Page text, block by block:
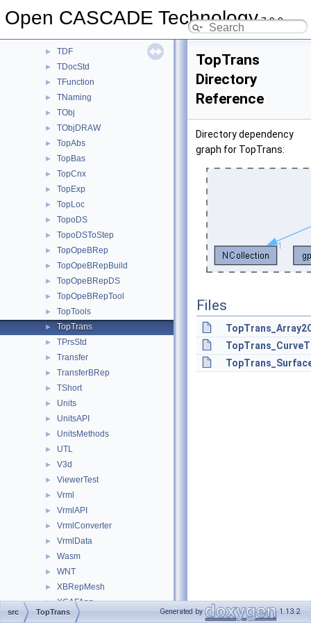
Open CASCADE Technology7.9.0
TDataStd
► TDF
► TDocStd
► TFunction
► TNaming
► TObj
► TObjDRAW
► TopAbs
► TopBas
► TopCnx
► TopExp
► TopLoc
► TopoDS
► TopoDSToStep
► TopOpeBRep
► TopOpeBRepBuild
► TopOpeBRepDS
► TopOpeBRepTool
► TopTools
► TopTrans
► TPrsStd
► Transfer
► TransferBRep
► TShort
► Units
► UnitsAPI
► UnitsMethods
► UTL
► V3d
► ViewerTest
► Vrml
► VrmlAPI
► VrmlConverter
► VrmlData
► Wasm
► WNT
► XBRepMesh
► XCAFApp
► XCAFDimTolObjects
TopTrans
Directory
Reference
Directory dependency
graph for TopTrans:
Files
src TopTrans Generated by 1.13.2